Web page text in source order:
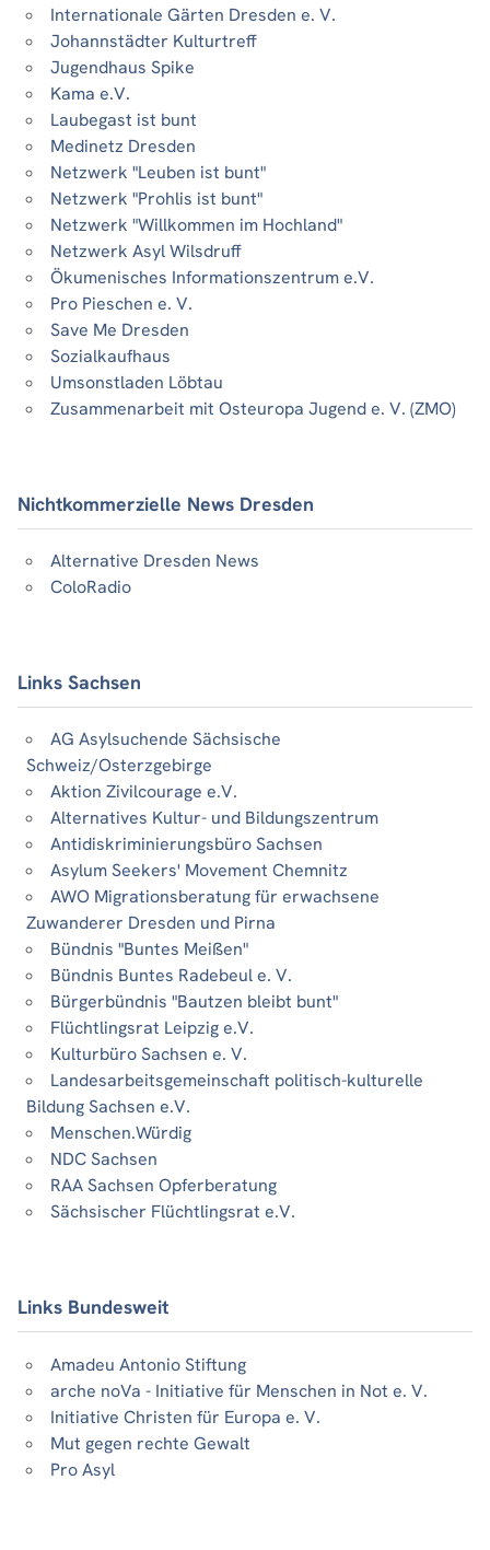
Internationale Gärten Dresden e. V.
Johannstädter Kulturtreff
Jugendhaus Spike
Kama e.V.
Laubegast ist bunt
Medinetz Dresden
Netzwerk "Leuben ist bunt"
Netzwerk "Prohlis ist bunt"
Netzwerk "Willkommen im Hochland"
Netzwerk Asyl Wilsdruff
Ökumenisches Informationszentrum e.V.
Pro Pieschen e. V.
Save Me Dresden
Sozialkaufhaus
Umsonstladen Löbtau
Zusammenarbeit mit Osteuropa Jugend e. V. (ZMO)
Nichtkommerzielle News Dresden
Alternative Dresden News
ColoRadio
Links Sachsen
AG Asylsuchende Sächsische
Schweiz/Osterzgebirge
Aktion Zivilcourage e.V.
Alternatives Kultur- und Bildungszentrum
Antidiskriminierungsbüro Sachsen
Asylum Seekers' Movement Chemnitz
AWO Migrationsberatung für erwachsene
Zuwanderer Dresden und Pirna
Bündnis "Buntes Meißen"
Bündnis Buntes Radebeul e. V.
Bürgerbündnis "Bautzen bleibt bunt"
Flüchtlingsrat Leipzig e.V.
Kulturbüro Sachsen e. V.
Landesarbeitsgemeinschaft politisch-kulturelle
Bildung Sachsen e.V.
Menschen.Würdig
NDC Sachsen
RAA Sachsen Opferberatung
Sächsischer Flüchtlingsrat e.V.
Links Bundesweit
Amadeu Antonio Stiftung
arche noVa - Initiative für Menschen in Not e. V.
Initiative Christen für Europa e. V.
Mut gegen rechte Gewalt
Pro Asyl